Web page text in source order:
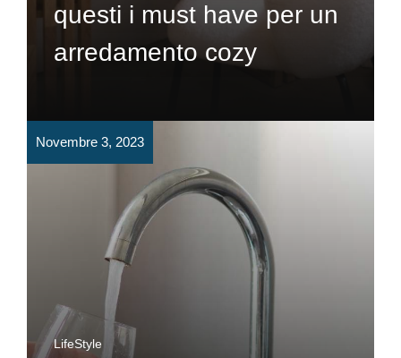
questi i must have per un
arredamento cozy
Novembre 3, 2023
LifeStyle